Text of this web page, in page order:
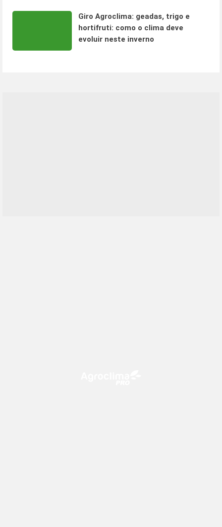
Giro Agroclima: geadas, trigo e
hortifruti: como o clima deve
evoluir neste inverno